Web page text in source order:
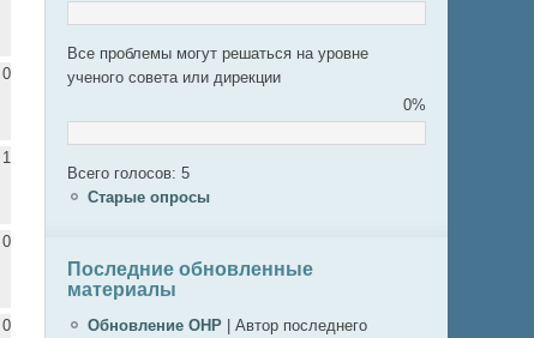
0
1
0
0
Все проблемы могут решаться на уровне
ученого совета или дирекции
0%
Всего голосов: 5
Старые опросы
Последние обновленные
материалы
Обновление ОНР
Автор последнего